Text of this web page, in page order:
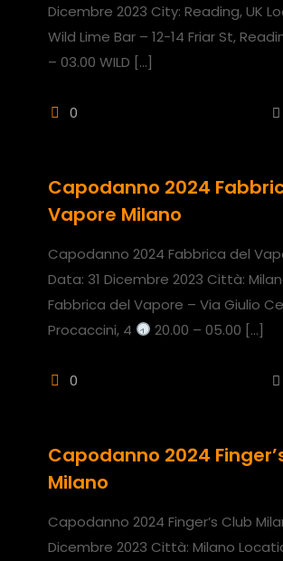
Dicembre 2023 City: Reading, UK
Wild Lime Bar – 12-14 Friar St,
– 03.00 WILD […]
0
Capodanno 2024
Vapore Milano
Capodanno 2024 Fabbrica del
Data: 31 Dicembre 2023 Città:
Fabbrica del Vapore – Via Giulio
Procaccini, 4
20.00 – 05.00 […]
0
Capodanno 2024
Milano
Capodanno 2024 Finger’s Club
Dicembre 2023 Città: Milano